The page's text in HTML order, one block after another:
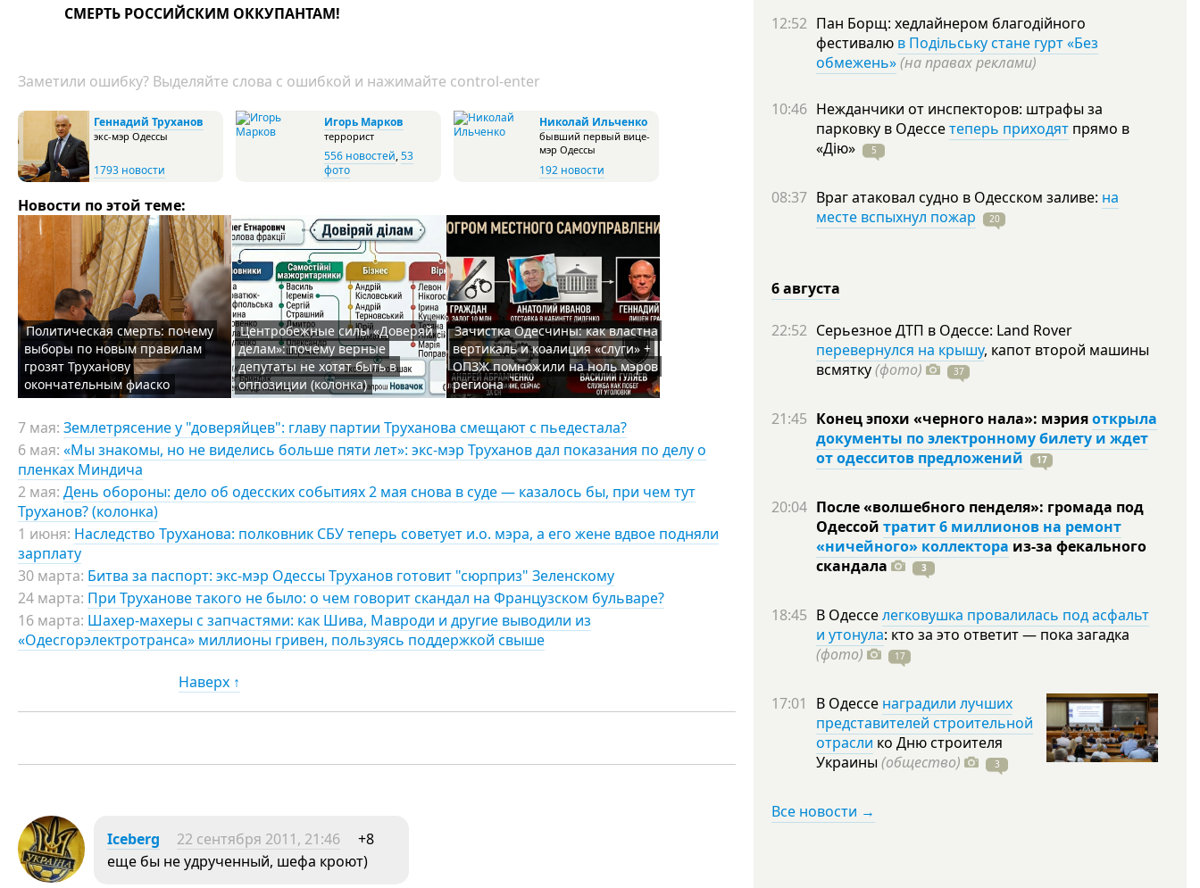
СМЕРТЬ РОССИЙСКИМ ОККУПАНТАМ!
Заметили ошибку? Выделяйте слова с ошибкой и нажимайте control-enter
Геннадий Труханов
экс-мэр Одессы
1793 новости
Игорь Марков
террорист
556 новостей,53
фото
Николай Ильченко
бывший первый вице-
мэр Одессы
192 новости
Новости по этой теме:
Политическая смерть: почему
выборы по новым правилам
грозят Труханову
окончательным фиаско
Центробежные силы «Доверяй
делам»: почему верные
депутаты не хотят быть в
оппозиции (колонка)
Зачистка Одесчины: как властна
вертикаль и коалиция «слуги» +
ОПЗЖ помножили на ноль мэров
региона
7 мая: Землетрясение у "доверяйцев": главу партии Труханова смещают с пьедестала?
6 мая: «Мы знакомы, но не виделись больше пяти лет»: экс-мэр Труханов дал показания по делу о
пленках Миндича
2 мая: День обороны: дело об одесских событиях 2 мая снова в суде — казалось бы, при чем тут
Труханов? (колонка)
1 июня: Наследство Труханова: полковник СБУ теперь советует и.о. мэра, а его жене вдвое подняли
зарплату
30 марта: Битва за паспорт: экс-мэр Одессы Труханов готовит "сюрприз" Зеленскому
24 марта: При Труханове такого не было: о чем говорит скандал на Французском бульваре?
16 марта: Шахер-махеры с запчастями: как Шива, Мавроди и другие выводили из
«Одесгорэлектротранса» миллионы гривен, пользуясь поддержкой свыше
Наверх ↑
Iceberg 22 сентября 2011, 21:46
+8
еще бы не удрученный, шефа кроют)
12:52 Пан Борщ: хедлайнером благодійного
фестивалю в Подільську стане гурт «Без
обмежень»(на правах реклами)
10:46 Нежданчики от инспекторов: штрафы за
парковку в Одессетеперь приходят прямо в
«Дію»
5
08:37 Враг атаковал судно в Одесском заливе: на
месте вспыхнул пожар
20
6 августа
22:52 Серьезное ДТП в Одессе: Land Rover
перевернулся на крышу, капот второй машины
всмятку(фото) 37
21:45 Конец эпохи «черного нала»: мэрияоткрыла
документы по электронному билету и ждет
от одесситов предложений
17
20:04 После «волшебного пенделя»: громада под
Одессой тратит 6 миллионов на ремонт
«ничейного» коллектора из-за фекального
скандала
3
18:45 В Одесселегковушка провалилась под асфальт
и утонула: кто за это ответит — пока загадка
(фото)
17
17:01 В Одессе наградили лучших
представителей строительной
отрасли ко Дню строителя
Украины (общество) 3
Все новости →